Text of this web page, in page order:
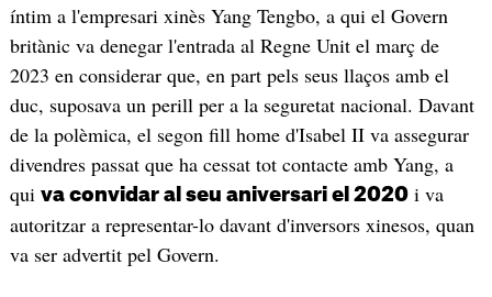
íntim a l'empresari xinès Yang Tengbo, a qui el Govern
britànic va denegar l'entrada al Regne Unit el març de
2023 en considerar que, en part pels seus llaços amb el
duc, suposava un perill per a la seguretat nacional. Davant
de la polèmica, el segon fill home d'Isabel II va assegurar
divendres passat que ha cessat tot contacte amb Yang, a
qui va convidar al seu aniversari el 2020i va
autoritzar a representar-lo davant d'inversors xinesos, quan
va ser advertit pel Govern.